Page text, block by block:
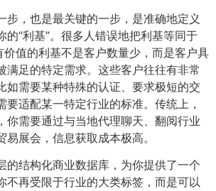
步，也是最关键的一步，是准确地定义
的“利基”。很多人错误地把利基等同于
价值的利基不是客户数量少，而是客户具
满足的特定需求。这些客户往往有非常
如需要某种特殊的认证、要求极短的交
要适配某一特定行业的标准。传统上，
你需要通过与当地代理聊天、翻阅行业
展会，信息获取成本极高。
的结构化商业数据库，为你提供了一个
不再受限于行业的大类标签，而是可以